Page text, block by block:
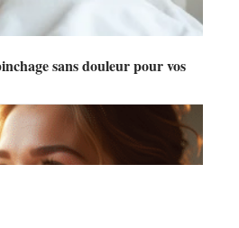
sans douleur pour vos